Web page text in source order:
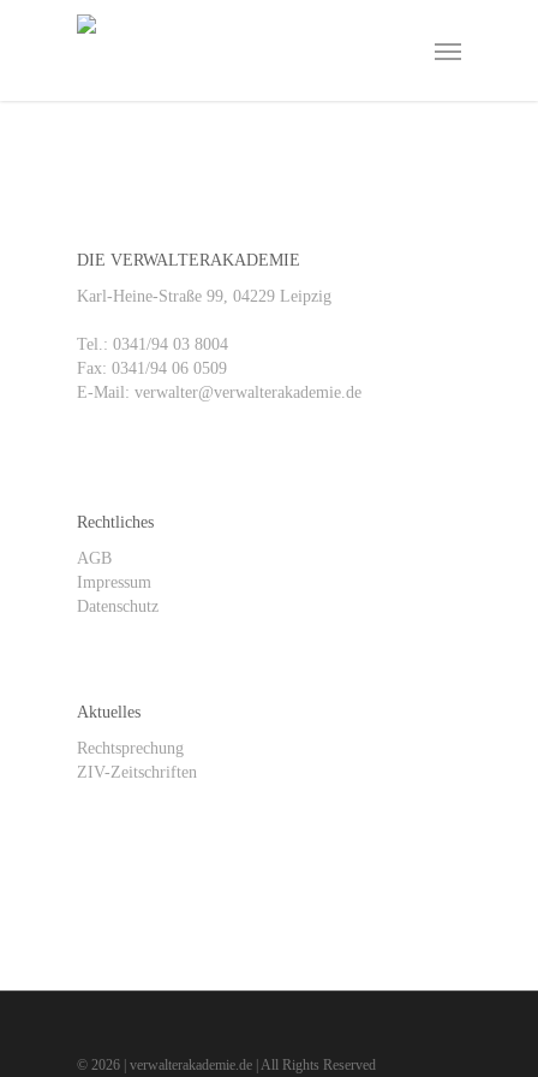
Menu
DIE VERWALTERAKADEMIE
Karl-Heine-Straße 99, 04229 Leipzig
Tel.: 0341/94 03 8004
Fax: 0341/94 06 0509
E-Mail: verwalter@verwalterakademie.de
Rechtliches
AGB
Impressum
Datenschutz
Aktuelles
Rechtsprechung
ZIV-Zeitschriften
© 2026 | verwalterakademie.de | All Rights Reserved